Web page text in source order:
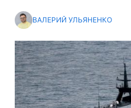
ВАЛЕРИЙ УЛЬЯНЕНКО